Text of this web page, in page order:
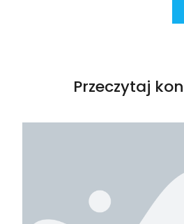
Przeczytaj